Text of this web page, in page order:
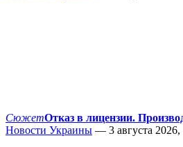
СюжетОтказ в лицензии.
Новости Украины — 3 августа 2026,